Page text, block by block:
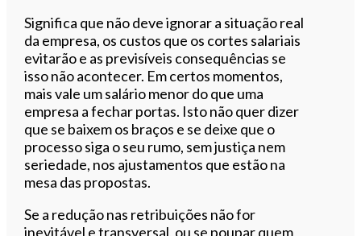
Significa que não deve ignorar a situação real
da empresa, os custos que os cortes salariais
evitarão e as previsíveis consequências se
isso não acontecer. Em certos momentos,
mais vale um salário menor do que uma
empresa a fechar portas. Isto não quer dizer
que se baixem os braços e se deixe que o
processo siga o seu rumo, sem justiça nem
seriedade, nos ajustamentos que estão na
mesa das propostas.
Se a redução nas retribuições não for
inevitável e transversal, ou se poupar quem